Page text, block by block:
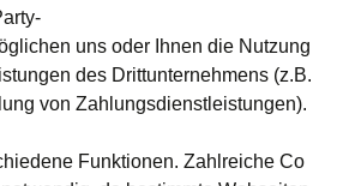
uns oder Ihnen die Nutzung
des Drittunternehmens (z.B.
von Zahlungsdienstleistungen).
Funktionen. Zahlreiche Co